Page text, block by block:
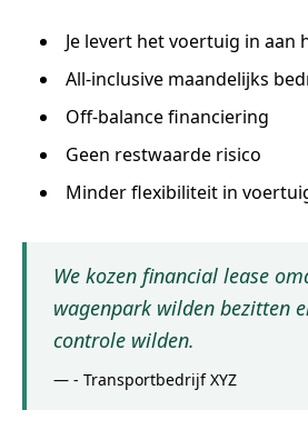
Je levert het voertuig in aan
All-inclusive maandelijks
Off-balance financiering
Geen restwaarde risico
Minder flexibiliteit in
We kozen financial lease
wagenpark wilden bezitten
controle wilden.
— - Transportbedrijf XYZ